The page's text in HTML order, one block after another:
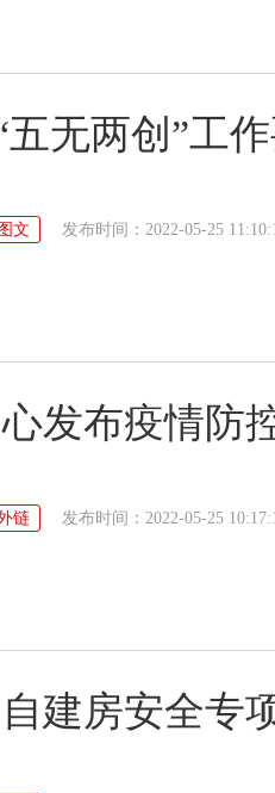
无两创”工
图文 发布时间：2022-05-25
发布疫情防
链 发布时间：2022-05-25
建房安全专